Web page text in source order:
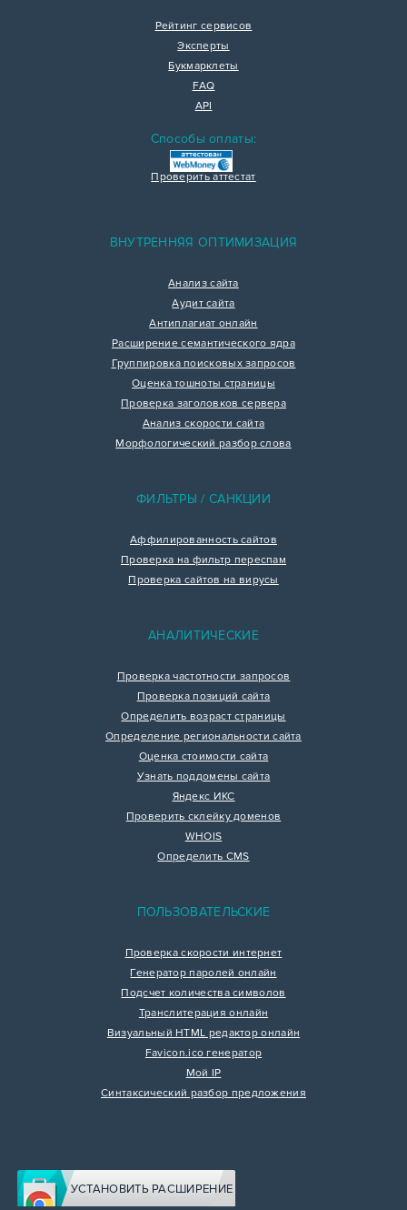
Рейтинг сервисов
Эксперты
Букмарклеты
FAQ
API
Способы оплаты:
Проверить аттестат
ВНУТРЕННЯЯ ОПТИМИЗАЦИЯ
Анализ сайта
Аудит сайта
Антиплагиат онлайн
Расширение семантического ядра
Группировка поисковых запросов
Оценка тошноты страницы
Проверка заголовков сервера
Анализ скорости сайта
Морфологический разбор слова
ФИЛЬТРЫ / САНКЦИИ
Аффилированность сайтов
Проверка на фильтр переспам
Проверка сайтов на вирусы
АНАЛИТИЧЕСКИЕ
Проверка частотности запросов
Проверка позиций сайта
Определить возраст страницы
Определение региональности сайта
Оценка стоимости сайта
Узнать поддомены сайта
Яндекс ИКС
Проверить склейку доменов
WHOIS
Определить CMS
ПОЛЬЗОВАТЕЛЬСКИЕ
Проверка скорости интернет
Генератор паролей онлайн
Подсчет количества символов
Транслитерация онлайн
Визуальный HTML редактор онлайн
Favicon.ico генератор
Мой IP
Синтаксический разбор предложения
УСТАНОВИТЬ РАСШИРЕНИЕ